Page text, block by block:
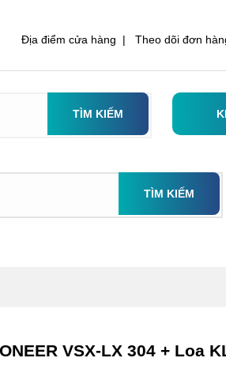
Địa điểm cửa hàng | Theo dõi đơn
TÌM KIẾM
TÌM KIẾM
VSX-LX 304 + Loa